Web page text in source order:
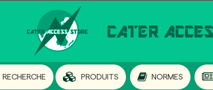
RECHERCHE PRODUITS NORMES